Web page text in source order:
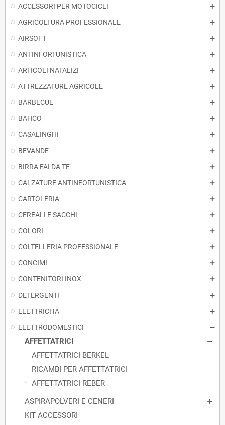
ACCESSORI PER MOTOCICLI
AGRICOLTURA PROFESSIONALE
AIRSOFT
ANTINFORTUNISTICA
ARTICOLI NATALIZI
ATTREZZATURE AGRICOLE
BARBECUE
BAHCO
CASALINGHI
BEVANDE
BIRRA FAI DA TE
CALZATURE ANTINFORTUNISTICA
CARTOLERIA
CEREALI E SACCHI
COLORI
COLTELLERIA PROFESSIONALE
CONCIMI
CONTENITORI INOX
DETERGENTI
ELETTRICITA
ELETTRODOMESTICI
AFFETTATRICI
AFFETTATRICI BERKEL
RICAMBI PER AFFETTATRICI
AFFETTATRICI REBER
ASPIRAPOLVERI E CENERI
KIT ACCESSORI